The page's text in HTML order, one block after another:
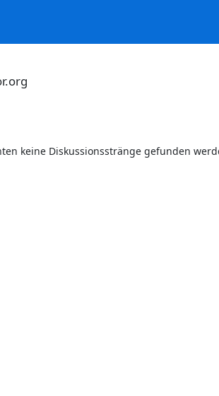
keine Diskussionsstränge gefunden